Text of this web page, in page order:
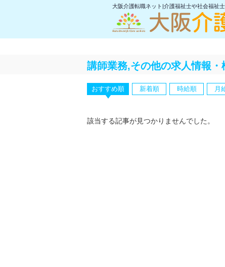
大阪介護転職ネット|介護福祉士や社会福祉
講師業務,その他の求人情報・
おすすめ順 新着順 時給順 月
該当する記事が見つかりませんでした。